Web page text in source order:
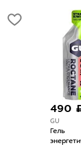
490
GU
Гель